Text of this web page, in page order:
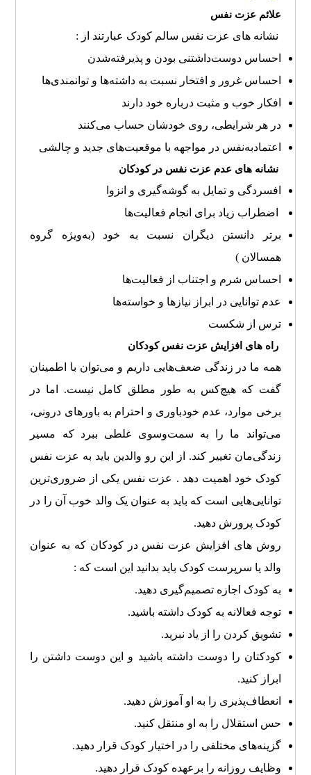
علائم عزت نفس
نشانه های عزت نفس سالم کودک عبارتند از :
احساس دوست‌داشتنی ‌بودن و پذیرفته‌شدن
احساس غرور و افتخار نسبت به داشته‌ها و توانمندی‌ها
افکار خوب و مثبت درباره خود دارند
در هر شرایطی، روی خودشان حساب می‌کنند
اعتماد‌به‌نفس در مواجهه با موقعیت‌های جدید و چالشی
نشانه های عدم عزت نفس در کودکان
افسردگی و تمایل به گوشه‌گیری و انزوا
اضطراب زیاد برای انجام فعالیت‌ها
برتر دانستن دیگران نسبت به خود (به‌ویژه گروه
همسالان )
احساس شرم و اجتناب از فعالیت‌ها
عدم توانایی در ابراز نیازها و خواسته‌ها
ترس از شکست
راه های افزایش عزت نفس کودکان
همه ما در زندگی ضعف‌هایی داریم و می‌توان با اطمینان
گفت که هیچ‌کس به طور مطلق کامل نیست. اما در
برخی موارد، عدم خودباوری و احترام به باورهای درونی،
می‌تواند ما را به سمت‌وسوی غلطی ببرد که مسیر
زندگی‌مان تغییر کند. از این رو والدین باید به عزت نفس
کودک خود اهمیت دهد . عزت نفس یکی از ضروری‌ترین
توانایی‌هایی است که باید به عنوان یک والد خوب آن را در
کودک پرورش دهید.
روش های افزایش عزت نفس در کودکان که به عنوان
والد یا سرپرست کودک باید بدانید این است که :
به کودک اجازه تصمیم‌گیری دهید.
توجه فعالانه به کودک داشته باشید.
تشویق کردن را از یاد نبرید.
کودکتان را دوست داشته باشید و این دوست داشتن را
ابراز کنید.
انعطاف‌پذیری را به او آموزش دهید.
حس استقلال را به او منتقل کنید.
گزینه‌های مختلفی را در اختیار کودک قرار دهید.
وظایف روزانه را برعهده کودک قرار دهید.